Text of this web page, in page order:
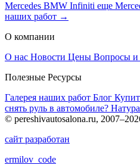
Mercedes BMW Infiniti еще
наших работ →
О компании
О нас Новости Цены Вопросы и
Полезные Ресурсы
Галерея наших работ Блог
снять руль в автомобиле?
© pereshivautosalona.ru,
сайт разработан
ermilov code